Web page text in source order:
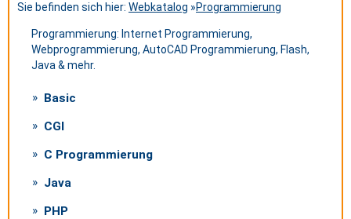
Sie befinden sich hier: Webkatalog »Programmierung
Programmierung: Internet Programmierung,
Webprogrammierung, AutoCAD Programmierung, Flash,
Java & mehr.
Basic
CGI
C Programmierung
Java
PHP